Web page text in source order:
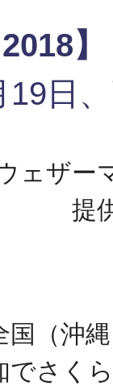
】
19日
ウェザ
提
国（沖
でさく